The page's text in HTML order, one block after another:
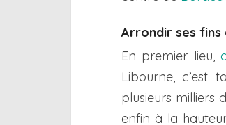
Arrondir ses fins
En premier lieu,
Libourne, c’est
plusieurs milliers
enfin à la